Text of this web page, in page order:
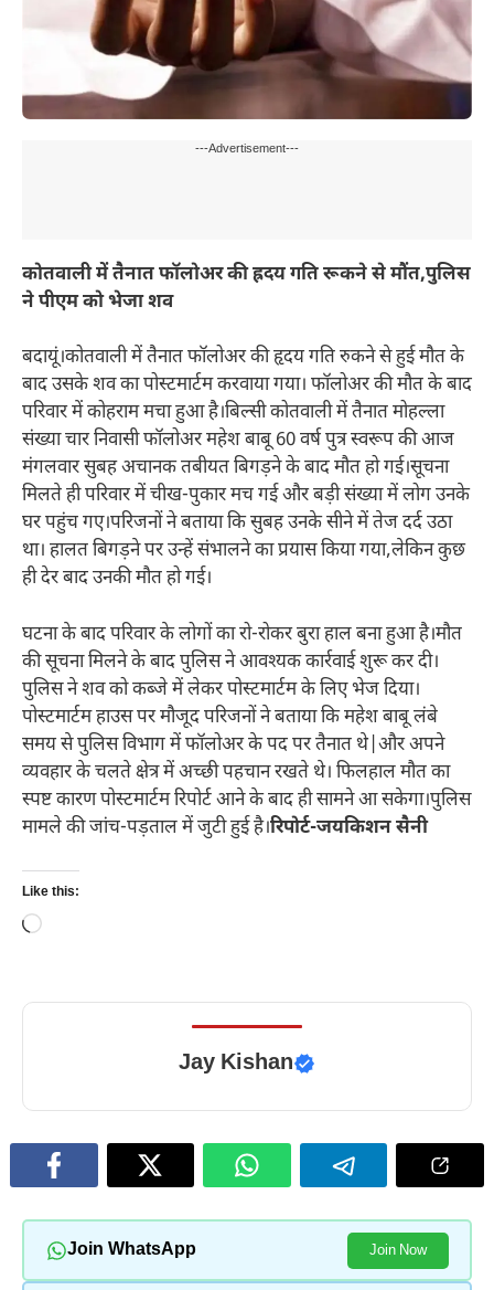
---Advertisement---
कोतवाली में तैनात फॉलोअर की ह्रदय गति रूकने से मौंत,पुलिस
ने पीएम को भेजा शव
बदायूं।कोतवाली में तैनात फॉलोअर की हृदय गति रुकने से हुई मौत के
बाद उसके शव का पोस्टमार्टम करवाया गया। फॉलोअर की मौत के बाद
परिवार में कोहराम मचा हुआ है।बिल्सी कोतवाली में तैनात मोहल्ला
संख्या चार निवासी फॉलोअर महेश बाबू 60 वर्ष पुत्र स्वरूप की आज
मंगलवार सुबह अचानक तबीयत बिगड़ने के बाद मौत हो गई।सूचना
मिलते ही परिवार में चीख-पुकार मच गई और बड़ी संख्या में लोग उनके
घर पहुंच गए।परिजनों ने बताया कि सुबह उनके सीने में तेज दर्द उठा
था। हालत बिगड़ने पर उन्हें संभालने का प्रयास किया गया,लेकिन कुछ
ही देर बाद उनकी मौत हो गई।
घटना के बाद परिवार के लोगों का रो-रोकर बुरा हाल बना हुआ है।मौत
की सूचना मिलने के बाद पुलिस ने आवश्यक कार्रवाई शुरू कर दी।
पुलिस ने शव को कब्जे में लेकर पोस्टमार्टम के लिए भेज दिया।
पोस्टमार्टम हाउस पर मौजूद परिजनों ने बताया कि महेश बाबू लंबे
समय से पुलिस विभाग में फॉलोअर के पद पर तैनात थे|और अपने
व्यवहार के चलते क्षेत्र में अच्छी पहचान रखते थे। फिलहाल मौत का
स्पष्ट कारण पोस्टमार्टम रिपोर्ट आने के बाद ही सामने आ सकेगा।पुलिस
मामले की जांच-पड़ताल में जुटी हुई है।रिपोर्ट-जयकिशन सैनी
Like this:
Loading…
Jay Kishan
Join WhatsApp Join Now